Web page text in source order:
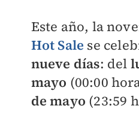
Este año, la
Hot Sale se
nueve días: del
mayo (00:00
de mayo (23:59